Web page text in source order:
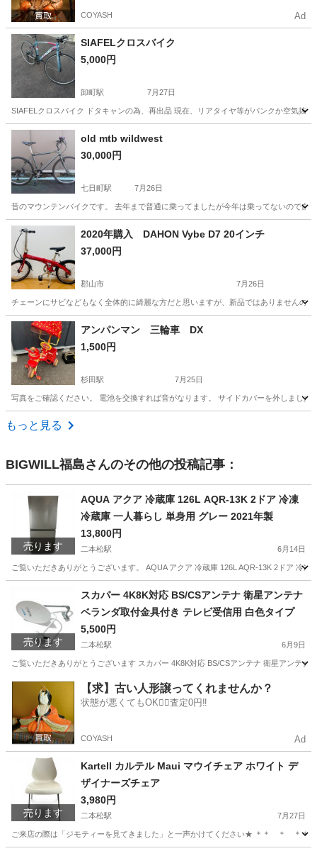
COYASH Ad
SIAFELクロスバイク
5,000円
卸町駅 7月27日
SIAFELクロスバイク ドタキャンの為、再出品 現在、リアタイヤ等がパンクか空気抜
福島 福島市
old mtb wildwest
30,000円
七日町駅 7月26日
昔のマウンテンバイクです。 去年まで普通に乗ってましたが今年は乗ってないので
福島 会津若松市 七日町駅 mtb
2020年購入 DAHON Vybe D7 20インチ
37,000円
郡山市 7月26日
チェーンにサビなどもなく全体的に綺麗な方だと思いますが、新品ではありませんの
福島 郡山市 折りたたみ自転車
アンパンマン 三輪車 DX
1,500円
杉田駅 7月25日
写真をご確認ください。 電池を交換すれば音がなります。 サイドカバーを外しまし
福島 安達郡
もっと見る
BIGWILL福島さんのその他の投稿記事：
売ります
AQUA アクア 冷蔵庫 126L AQR-13K 2ドア 冷凍
冷蔵庫 一人暮らし 単身用 グレー 2021年製
13,800円
二本松駅 6月14日
ご覧いただきありがとうございます。 AQUA アクア 冷蔵庫 126L AQR-13K 2ドア 冷
二本松駅 キッチン家電
売ります
スカパー 4K8K対応 BS/CSアンテナ 衛星アンテナ
ベランダ取付金具付き テレビ受信用 白色タイプ
5,500円
二本松駅 6月9日
ご覧いただきありがとうございます スカパー 4K8K対応 BS/CSアンテナ 衛星アンテ
福島 二本松市 二本松駅 テレビ スカパー
【求】古い人形譲ってくれませんか？
状態が悪くてもOK🙆‍♀️査定0円‼️
COYASH Ad
売ります
Kartell カルテル Maui マウイチェア ホワイト デ
ザイナーズチェア
3,980円
二本松駅 7月27日
ご来店の際は「ジモティーを見てきました」と一声かけてください★ ＊＊ ＊ ＊＊